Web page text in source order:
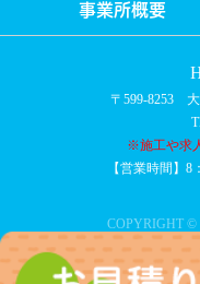
事業所概要
〒599-8253 大
※施工や求
【営業時間】8
COPYRIGHT ©